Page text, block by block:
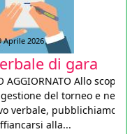
di gara
Allo scopo di
del torneo e nella
pubblichiamo un utile